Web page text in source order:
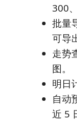
300
批量
可导
走势
图。
明日
自动
近 5